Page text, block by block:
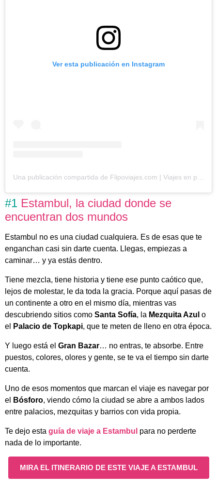
Ver esta publicación en Instagram
Una publicación compartida de Flipoviajes.com | Viajes en pequeños grupos desde Andalucía (@flipoviajes)
#1 Estambul, la ciudad donde se
encuentran dos mundos
Estambul no es una ciudad cualquiera. Es de esas que te
enganchan casi sin darte cuenta. Llegas, empiezas a
caminar… y ya estás dentro.
Tiene mezcla, tiene historia y tiene ese punto caótico que,
lejos de molestar, le da toda la gracia. Porque aquí pasas de
un continente a otro en el mismo día, mientras vas
descubriendo sitios como Santa Sofía, la Mezquita Azul o
el
Palacio de Topkapi, que te meten de lleno en otra época.
Y luego está el Gran Bazar… no entras, te absorbe. Entre
puestos, colores, olores y gente, se te va el tiempo sin darte
cuenta.
Uno de esos momentos que marcan el viaje es navegar por
el
Bósforo, viendo cómo la ciudad se abre a ambos lados
entre palacios, mezquitas y barrios con vida propia.
Te dejo esta guía de viaje a Estambul para no perderte
nada de lo importante.
MIRA EL ITINERARIO DE ESTE VIAJE A ESTAMBUL